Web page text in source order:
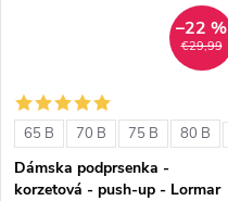
€29,99
–22 %
65 B 70 B 75 B 80 B
Dámska podprsenka -
korzetová - push-up - Lormar